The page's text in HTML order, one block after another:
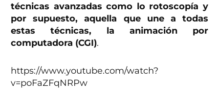
técnicas avanzadas como lo rotoscopía y
por supuesto, aquella que une a todas
estas técnicas, la animación por
computadora (CGI).
https://www.youtube.com/watch?
v=poFaZFqNRPw